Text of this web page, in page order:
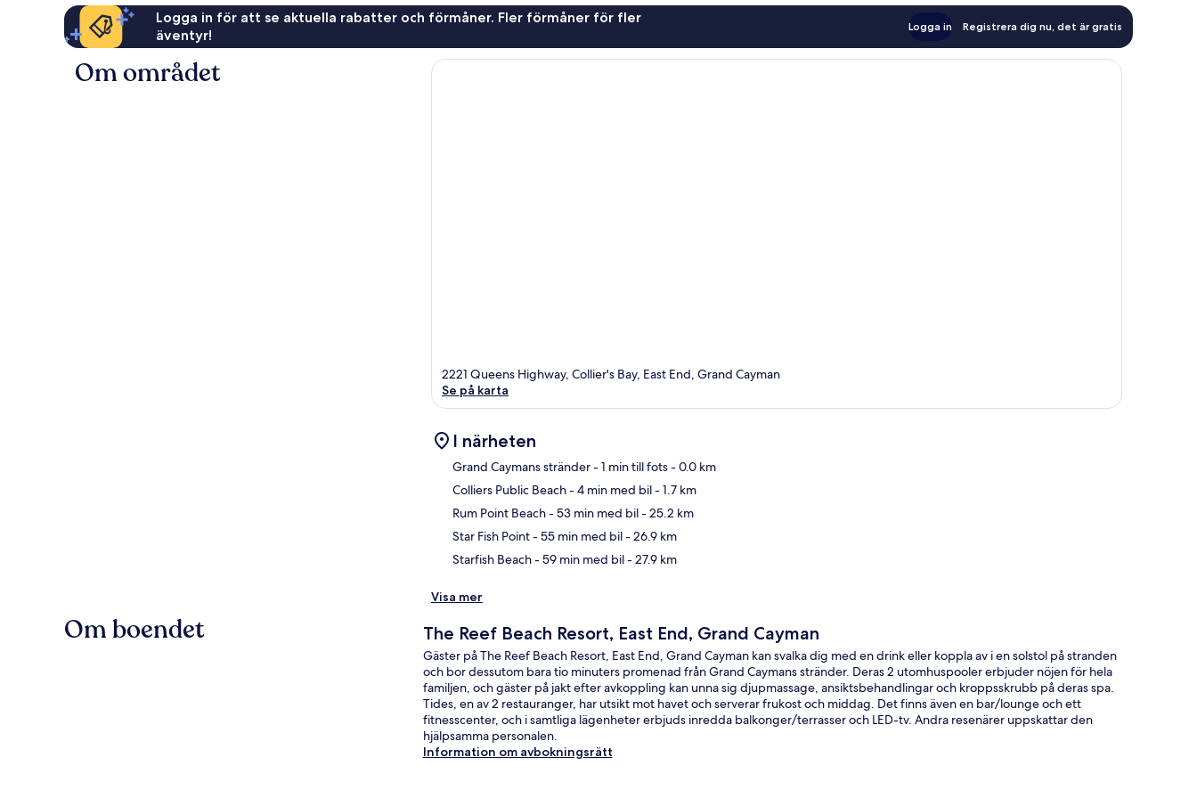
Logga in för att se aktuella rabatter och förmåner. Fler förmåner för fler
äventyr!
Logga in Registrera dig nu, det är gratis
Om området
2221 Queens Highway, Collier's Bay, East End, Grand Cayman
Se på karta
I närheten
Grand Caymans stränder- 1 min till fots- 0.0 km
Colliers Public Beach- 4 min med bil- 1.7 km
Rum Point Beach- 53 min med bil- 25.2 km
Star Fish Point- 55 min med bil- 26.9 km
Starfish Beach- 59 min med bil- 27.9 km
Visa mer
Om boendet The Reef Beach Resort, East End, Grand Cayman
Gäster på The Reef Beach Resort, East End, Grand Cayman kan svalka dig med en drink eller koppla av i en solstol på stranden
och bor dessutom bara tio minuters promenad från Grand Caymans stränder. Deras 2 utomhuspooler erbjuder nöjen för hela
familjen, och gäster på jakt efter avkoppling kan unna sig djupmassage, ansiktsbehandlingar och kroppsskrubb på deras spa.
Tides, en av 2 restauranger, har utsikt mot havet och serverar frukost och middag. Det finns även en bar/lounge och ett
fitnesscenter, och i samtliga lägenheter erbjuds inredda balkonger/terrasser och LED-tv. Andra resenärer uppskattar den
hjälpsamma personalen.
Information om avbokningsrätt